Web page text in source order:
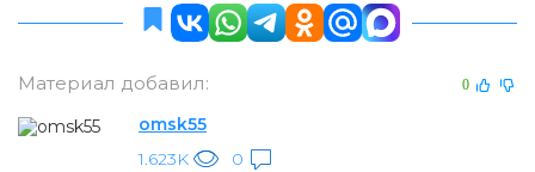
Материал добавил: 0
omsk55
1.623K
0